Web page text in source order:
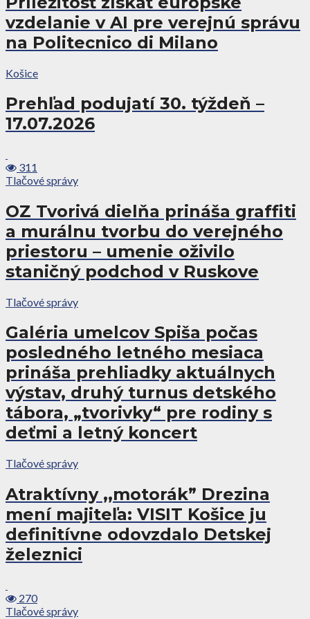
vzdelanie v AI pre verejnú správu
na Politecnico di Milano
Košice
Prehľad podujatí 30. týždeň –
17.07.2026
311
Tlačové správy
OZ Tvorivá dielňa prináša graffiti
a murálnu tvorbu do verejného
priestoru – umenie oživilo
staničný podchod v Ruskove
Tlačové správy
Galéria umelcov Spiša počas
posledného letného mesiaca
prináša prehliadky aktuálnych
výstav, druhý turnus detského
tábora, „tvorivky“ pre rodiny s
deťmi a letný koncert
Tlačové správy
Atraktívny ,,motorák” Drezina
mení majiteľa: VISIT Košice ju
definitívne odovzdalo Detskej
železnici
270
Tlačové správy